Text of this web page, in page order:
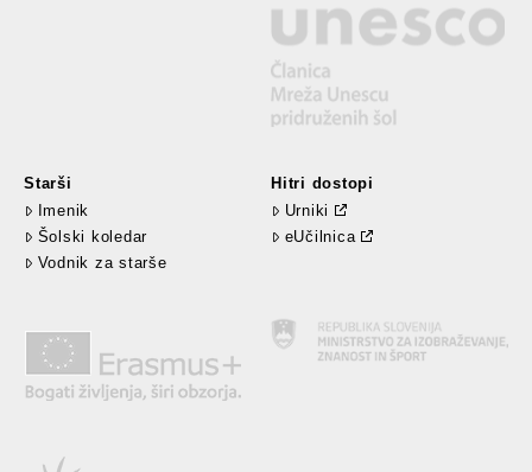
Starši
Imenik
Šolski koledar
Vodnik za starše
Hitri dostopi
Urniki
eUčilnica